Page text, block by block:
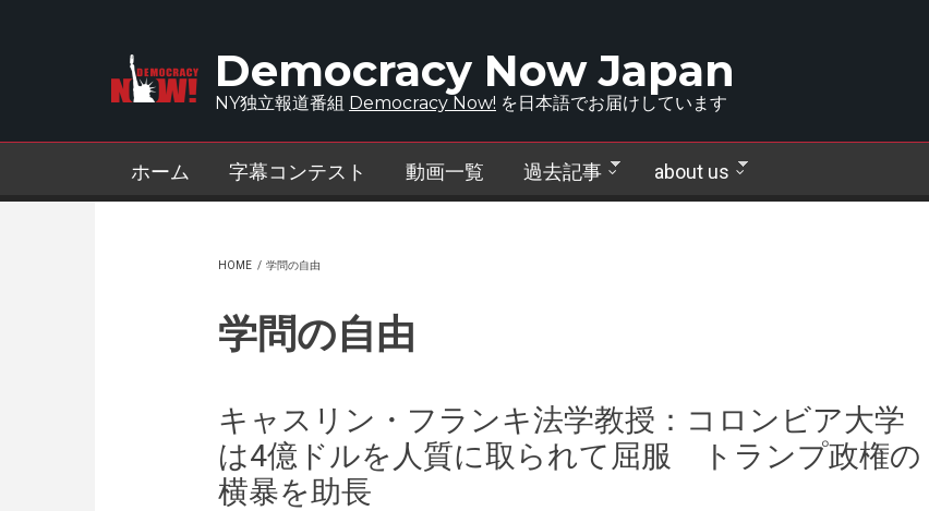
Democracy Now Japan
NY独立報道番組 Democracy Now! を日本語でお届けしています
ホーム 字幕コンテスト 動画一覧 過去記事 about us
HOME / 学問の自由
学問の自由
キャスリン・フランキ法学教授：コロンビア大学
は4億ドルを人質に取られて屈服 トランプ政権の
横暴を助長